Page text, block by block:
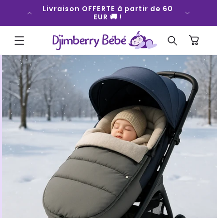
PASSER
CONTENU
Livraison OFFERTE à partir de 60
EUR 🚚 !
Panier
PASSER AUX
INFORMATIONS
PRODUITS